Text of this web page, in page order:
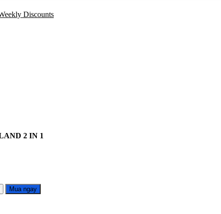
Discounts
2 IN 1
Mua ngay